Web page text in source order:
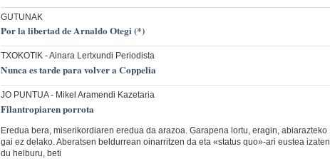
GUTUNAK
Por la libertad de Arnaldo Otegi (*)
TXOKOTIK- Ainara Lertxundi Periodista
Nunca es tarde para volver a Coppelia
JO PUNTUA- Mikel Aramendi Kazetaria
Filantropiaren porrota
Eredua bera, miserikordiaren eredua da arazoa. Garapena lortu, eragin, abiarazteko
gai ez delako. Aberatsen beldurrean oinarritzen da eta «status quo»-ari eustea izaten
du helburu, beti